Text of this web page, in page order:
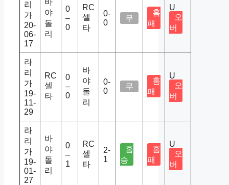
리
가
20-
06-
17
바
야
돌
리
0
–
0
RC
셀
타
0-
0
무
홈
패
U
오
버
라
리
가
19-
11-
29
RC
셀
타
0
–
0
바
야
돌
리
0-
0
무
홈
패
U
오
버
라
리
가
19-
01-
27
바
야
돌
리
0
–
1
RC
셀
타
2-
1
홈
승
홈
패
U
오
버